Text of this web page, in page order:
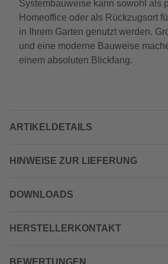
Systembauweise kann sowohl als
Homeoffice oder als Rückzugsort
in Ihrem Garten genutzt werden.
und eine moderne Bauweise
einem absoluten Blickfang.
ARTIKELDETAILS
HINWEISE ZUR LIEFERUNG
DOWNLOADS
HERSTELLERKONTAKT
BEWERTUNGEN